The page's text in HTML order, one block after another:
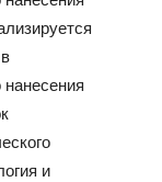
нанесения
и